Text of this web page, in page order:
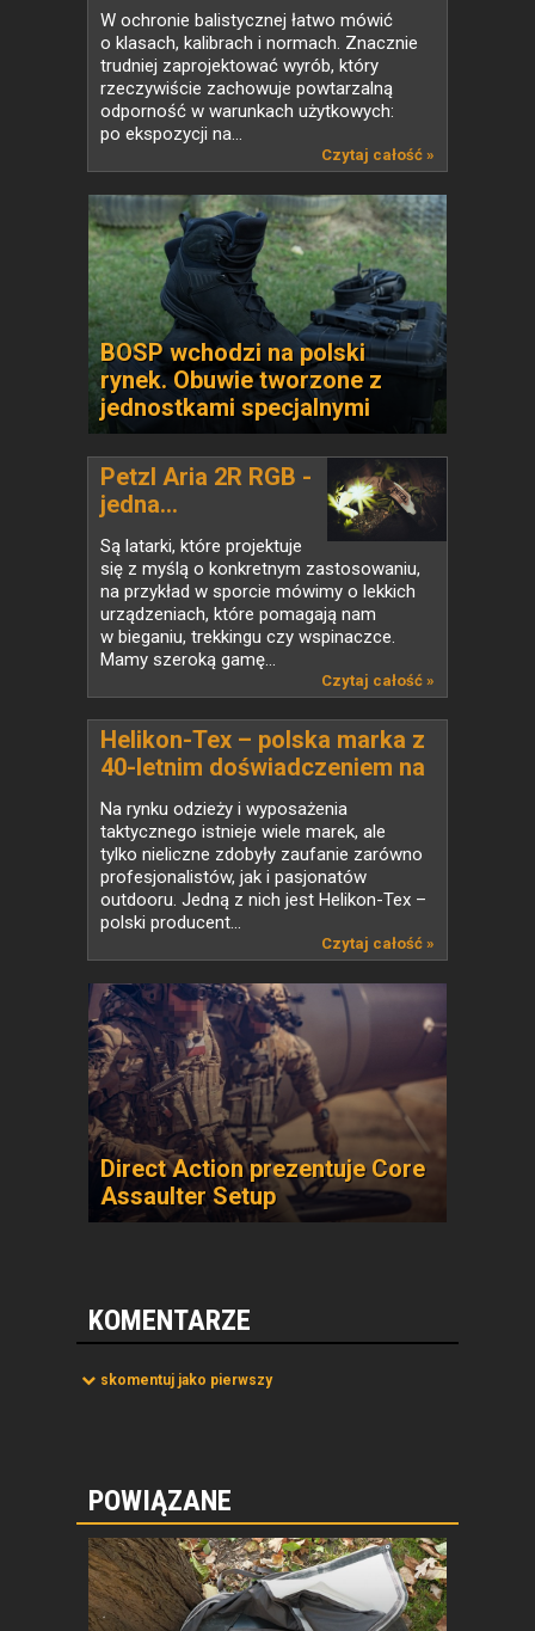
W ochronie balistycznej łatwo mówić
o klasach, kalibrach i normach. Znacznie
trudniej zaprojektować wyrób, który
rzeczywiście zachowuje powtarzalną
odporność w warunkach użytkowych:
po ekspozycji na...
Czytaj całość »
BOSP wchodzi na polski
rynek. Obuwie tworzone z
jednostkami specjalnymi
Petzl Aria 2R RGB -
jedna...
Są latarki, które projektuje
się z myślą o konkretnym zastosowaniu,
na przykład w sporcie mówimy o lekkich
urządzeniach, które pomagają nam
w bieganiu, trekkingu czy wspinaczce.
Mamy szeroką gamę...
Czytaj całość »
Helikon-Tex – polska marka z
40-letnim doświadczeniem na
Na rynku odzieży i wyposażenia
taktycznego istnieje wiele marek, ale
tylko nieliczne zdobyły zaufanie zarówno
profesjonalistów, jak i pasjonatów
outdooru. Jedną z nich jest Helikon-Tex –
polski producent...
Czytaj całość »
Direct Action prezentuje Core
Assaulter Setup
KOMENTARZE
skomentuj jako pierwszy
POWIĄZANE